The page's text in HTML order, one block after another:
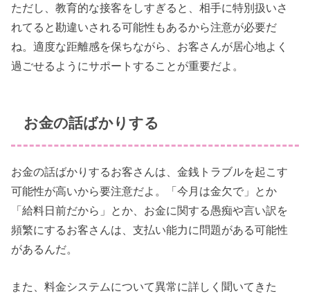
ただし、教育的な接客をしすぎると、相手に特別扱いさ
れてると勘違いされる可能性もあるから注意が必要だ
ね。適度な距離感を保ちながら、お客さんが居心地よく
過ごせるようにサポートすることが重要だよ。
お金の話ばかりする
お金の話ばかりするお客さんは、金銭トラブルを起こす
可能性が高いから要注意だよ。「今月は金欠で」とか
「給料日前だから」とか、お金に関する愚痴や言い訳を
頻繁にするお客さんは、支払い能力に問題がある可能性
があるんだ。
また、料金システムについて異常に詳しく聞いてきた